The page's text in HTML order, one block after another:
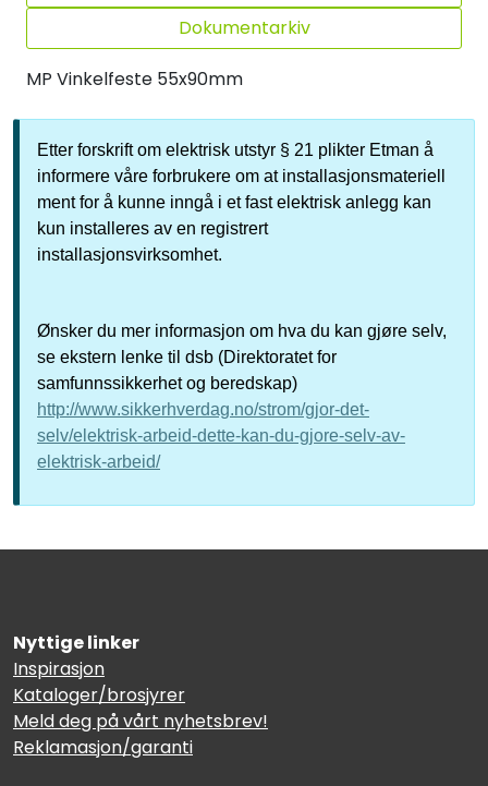
Dokumentarkiv
MP Vinkelfeste 55x90mm
Etter forskrift om elektrisk utstyr § 21 plikter Etman å
informere våre forbrukere om at installasjonsmateriell
ment for å kunne inngå i et fast elektrisk anlegg kan
kun installeres av en registrert
installasjonsvirksomhet.
Ønsker du mer informasjon om hva du kan gjøre selv,
se ekstern lenke til dsb (Direktoratet for
samfunnssikkerhet og beredskap)
http://www.sikkerhverdag.no/strom/gjor-det-
selv/elektrisk-arbeid-dette-kan-du-gjore-selv-av-
elektrisk-arbeid/
Nyttige linker
Inspirasjon
Kataloger/brosjyrer
Meld deg på vårt nyhetsbrev!
Reklamasjon/garanti